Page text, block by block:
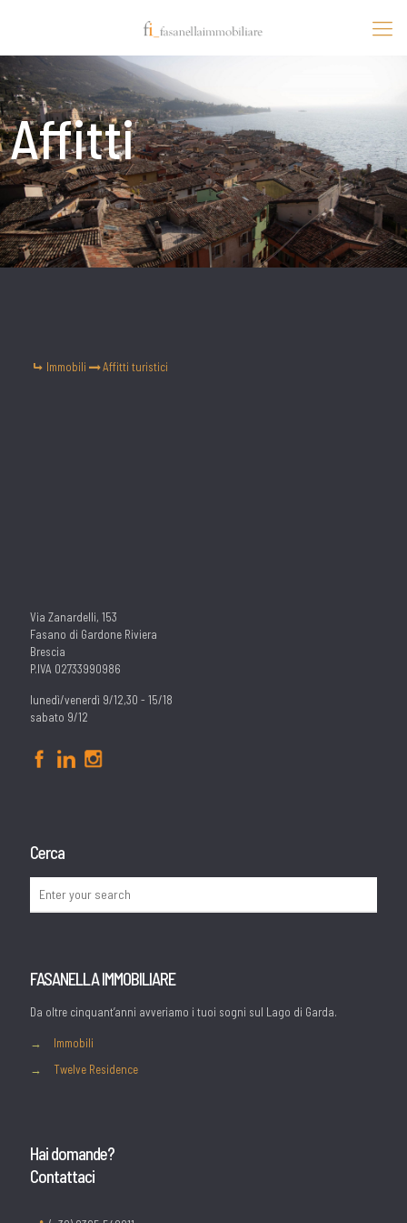
Affitti
Immobili Affitti turistici
Via Zanardelli, 153
Fasano di Gardone Riviera
Brescia
P.IVA 02733990986
lunedì/venerdì 9/12,30 - 15/18
sabato 9/12
Cerca
FASANELLA IMMOBILIARE
Da oltre cinquant’anni avveriamo i tuoi sogni sul Lago di Garda.
→
Immobili
→
Twelve Residence
Hai domande?
Contattaci